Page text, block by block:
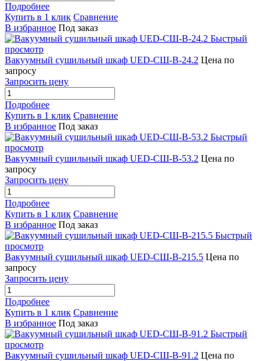
Подробнее
Купить в 1 клик Сравнение
В избранное Под заказ
Быстрый
просмотр
Вакуумный сушильный шкаф UED-СШ-В-24.2 Цена по
запросу
Запросить цену
Подробнее
Купить в 1 клик Сравнение
В избранное Под заказ
Быстрый
просмотр
Вакуумный сушильный шкаф UED-СШ-В-53.2 Цена по
запросу
Запросить цену
Подробнее
Купить в 1 клик Сравнение
В избранное Под заказ
Быстрый
просмотр
Вакуумный сушильный шкаф UED-СШ-В-215.5 Цена по
запросу
Запросить цену
Подробнее
Купить в 1 клик Сравнение
В избранное Под заказ
Быстрый
просмотр
Вакуумный сушильный шкаф UED-СШ-В-91.2 Цена по